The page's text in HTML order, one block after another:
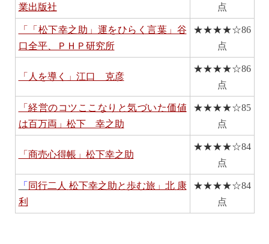
業出版社
点
「「松下幸之助」運をひらく言葉」谷
口全平、ＰＨＰ研究所
★★★★☆86
点
「人を導く」江口 克彦
★★★★☆86
点
「経営のコツここなりと気づいた価値
は百万両」松下 幸之助
★★★★☆85
点
「商売心得帳」松下幸之助
★★★★☆84
点
「 同行二人 松下幸之助と歩む旅」北 康
利
★★★★☆84
点